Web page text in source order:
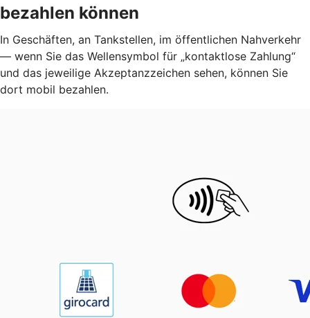
bezahlen können
In Geschäften, an Tankstellen, im öffentlichen Nahverkehr
— wenn Sie das Wellensymbol für „kontaktlose Zahlung“
und das jeweilige Akzeptanzzeichen sehen, können Sie
dort mobil bezahlen.